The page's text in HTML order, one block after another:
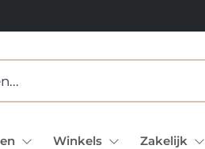
Winkels Zakelijk